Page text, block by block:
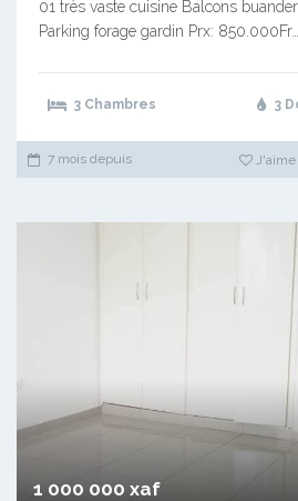
01 très vaste cuisine Balcons
Parking forage gardin Prx: 850.000Fr…
3 Chambres 3
7 mois depuis J'aime
1 000 000 xaf